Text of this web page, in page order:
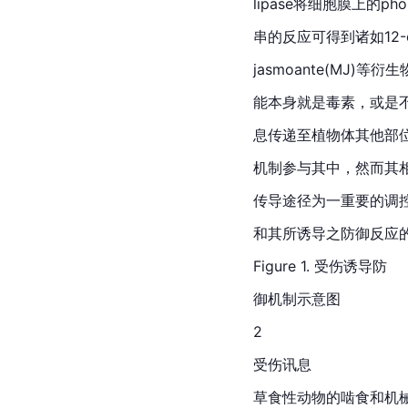
串的反应可得到诸如
jasmoante(MJ)等衍生
能本身就是毒素，或是
息传递至植物体其他部
机制参与其中，然而其
传导途径为一重要的调
和其所诱导之防御反应
Figure 1. 受伤诱导防
御机制示意图
2
受伤讯息
草食性动物的啮食和机